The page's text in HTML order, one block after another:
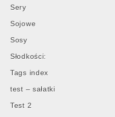
Sery
Sojowe
Sosy
Słodkości:
Tags index
test – sałatki
Test 2